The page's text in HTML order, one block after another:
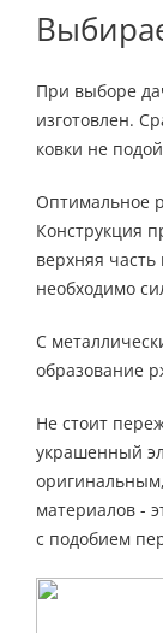
При выборе
изготовлен.
ковки не
Оптимальное
Конструкция
верхняя
необходимо
С
образование
Не стоит
украшенный
материалов -
с подобием